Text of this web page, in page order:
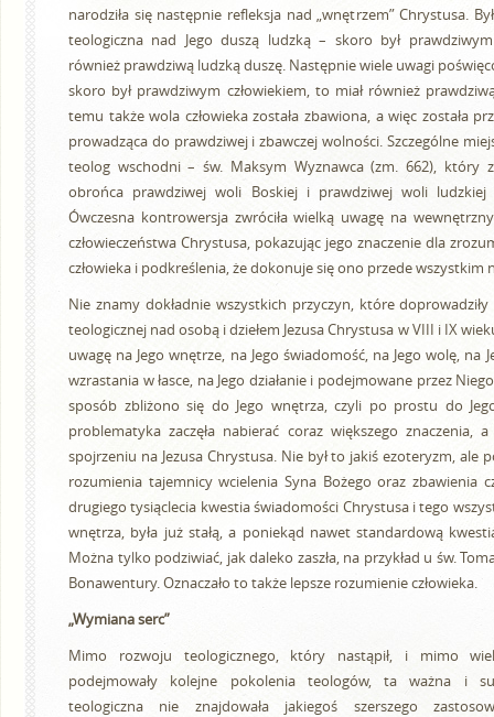
narodziła się następnie refleksja nad „wnętrzem” Chrystusa.
teologiczna nad Jego duszą ludzką – skoro był
również prawdziwą ludzką duszę. Następnie wiele uwagi
skoro był prawdziwym człowiekiem, to miał również
temu także wola człowieka została zbawiona, a więc została
prowadząca do prawdziwej i zbawczej wolności. Szczególne
teolog wschodni – św. Maksym Wyznawca (zm. 662), który
obrońca prawdziwej woli Boskiej i prawdziwej woli ludzkiej
Ówczesna kontrowersja zwróciła wielką uwagę na
człowieczeństwa Chrystusa, pokazując jego znaczenie dla
człowieka i podkreślenia, że dokonuje się ono przede wszystkim
Nie znamy dokładnie wszystkich przyczyn, które
teologicznej nad osobą i dziełem Jezusa Chrystusa w VIII i IX
uwagę na Jego wnętrze, na Jego świadomość, na Jego wolę, na
wzrastania w łasce, na Jego działanie i podejmowane przez
sposób zbliżono się do Jego wnętrza, czyli po prostu do
problematyka zaczęła nabierać coraz większego znaczenia,
spojrzeniu na Jezusa Chrystusa. Nie był to jakiś ezoteryzm, ale
rozumienia tajemnicy wcielenia Syna Bożego oraz zbawienia
drugiego tysiąclecia kwestia świadomości Chrystusa i tego
wnętrza, była już stałą, a poniekąd nawet standardową
Można tylko podziwiać, jak daleko zaszła, na przykład u św.
Bonawentury. Oznaczało to także lepsze rozumienie człowieka.
„Wymiana serc”
Mimo rozwoju teologicznego, który nastąpił, i mimo
podejmowały kolejne pokolenia teologów, ta ważna i
teologiczna nie znajdowała jakiegoś szerszego